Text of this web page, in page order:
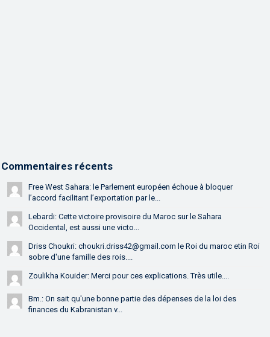
Commentaires récents
Free West Sahara: le Parlement européen échoue à bloquer
l’accord facilitant l’exportation par le...
Lebardi: Cette victoire provisoire du Maroc sur le Sahara
Occidental, est aussi une victo...
Driss Choukri: choukri.driss42@gmail.com le Roi du maroc etin Roi
sobre d'une famille des rois....
Zoulikha Kouider: Merci pour ces explications. Très utile....
Bm.: On sait qu'une bonne partie des dépenses de la loi des
finances du Kabranistan v...